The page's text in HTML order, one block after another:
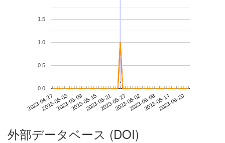
2023-04-272023-05-032023-05-092023-05-152023-05-212023-05-272023-06-022023-06-082023-06-142023-06-20
0.0
0.5
1.0
1.5
*
*
外部データベース (DOI)